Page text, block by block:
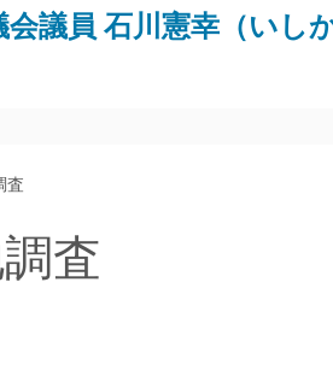
会議員 石川憲幸（いし
査
査